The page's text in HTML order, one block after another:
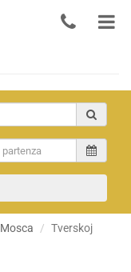
Mosca Tverskoj